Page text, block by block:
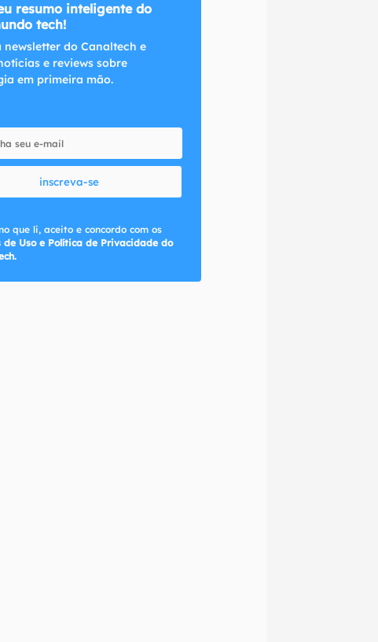
resumo inteligente do
tech!
newsletter do Canaltech e
e reviews sobre
em primeira mão.
inscreva-se
que li, aceito e concordo com os
de Uso e Política de Privacidade do